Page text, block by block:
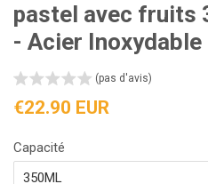
pastel avec fruits
- Acier Inoxydable
(pas d'avis)
Prix
€22.90 EUR
Capacité